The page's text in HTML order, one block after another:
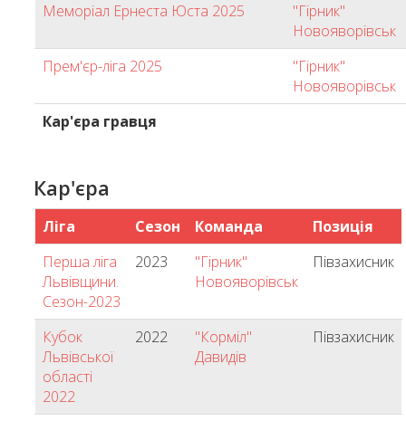
Меморіал Ернеста Юста 2025
"Гірник"
Новояворівськ
Прем'єр-ліга 2025
"Гірник"
Новояворівськ
Кар'єра гравця
Кар'єра
Ліга Сезон Команда
Позиція
Перша ліга
Львівщини.
Сезон-2023
2023
"Гірник"
Новояворівськ
Півзахисник
Кубок
Львівської
області
2022
2022
"Корміл"
Давидів
Півзахисник